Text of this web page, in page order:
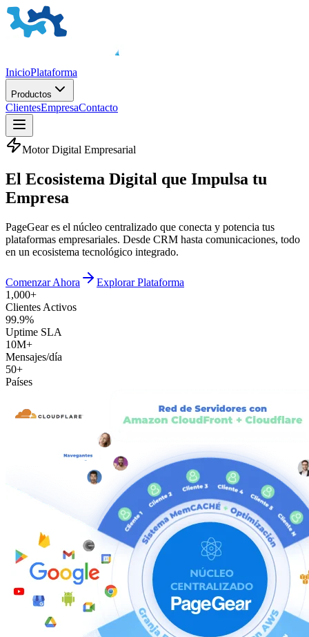
InicioPlataforma
Productos
ClientesEmpresaContacto
Motor Digital Empresarial
El Ecosistema Digital que Impulsa tu
Empresa
PageGear es el núcleo centralizado que conecta y potencia tus
plataformas empresariales. Desde CRM hasta comunicaciones, todo
en un ecosistema tecnológico integrado.
Comenzar Ahora
Explorar Plataforma
1,000+
Clientes Activos
99.9%
Uptime SLA
10M+
Mensajes/día
50+
Países